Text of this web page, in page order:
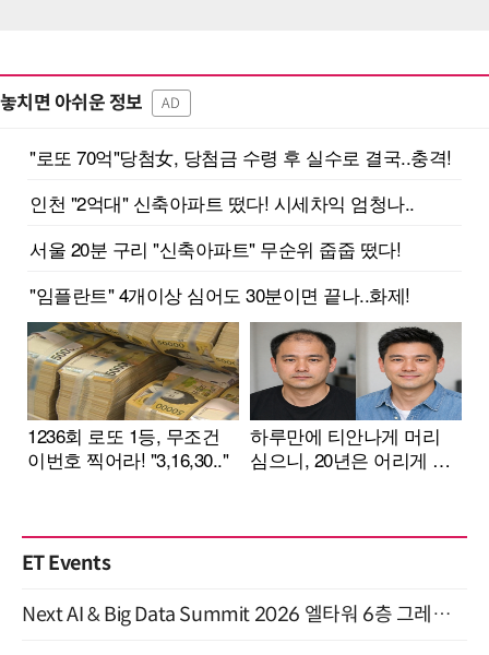
놓치면 아쉬운 정보 AD
ET Events
Next AI & Big Data Summit 2026 엘타워 6층 그레이스홀 개최 (9/18)